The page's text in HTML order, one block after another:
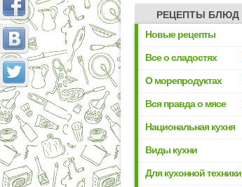
РЕЦЕПТЫ БЛЮД
Новые рецепты
Все о сладостях
О морепродуктах
Вся правда о мясе
Национальная кухня
Виды кухни
Для кухонной техники